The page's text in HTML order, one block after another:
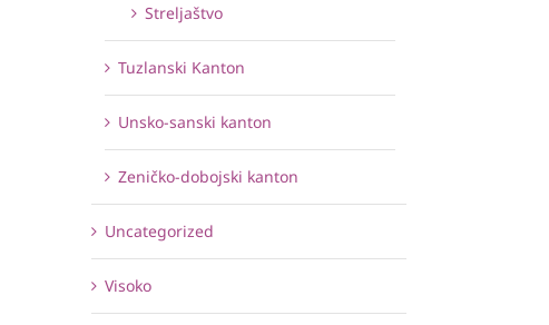
Streljaštvo
Tuzlanski Kanton
Unsko-sanski kanton
Zeničko-dobojski kanton
Uncategorized
Visoko